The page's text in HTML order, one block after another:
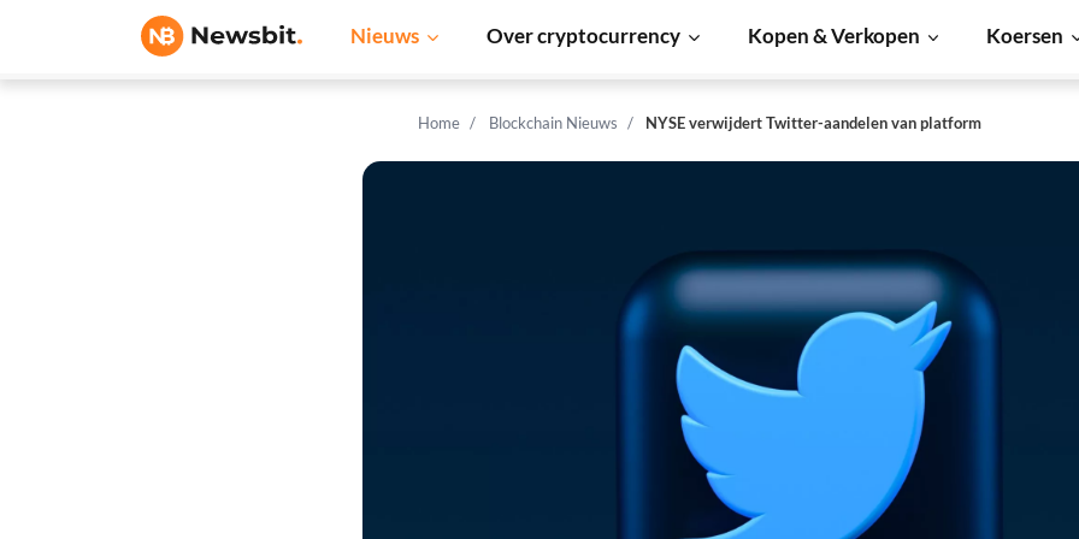
Nieuws Over cryptocurrency Kopen & Verkopen Koersen
Home Blockchain Nieuws NYSE verwijdert Twitter-aandelen van platform